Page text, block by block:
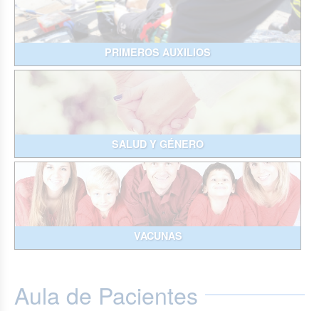
PRIMEROS AUXILIOS
SALUD Y GÉNERO
VACUNAS
Aula de Pacientes